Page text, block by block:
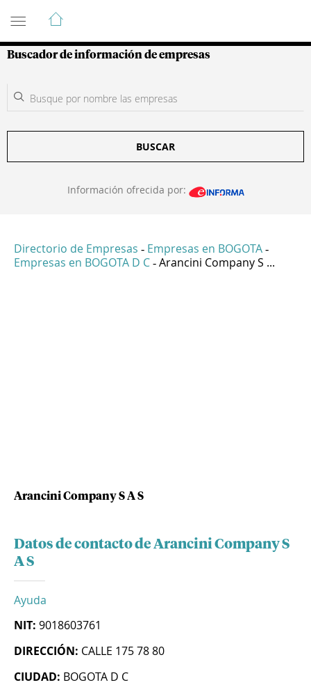
Guía de Empresas Colombianas
Buscador de información de empresas
BUSCAR
Información ofrecida por:
Directorio de Empresas - Empresas en BOGOTA -
Empresas en BOGOTA D C - Arancini Company S ...
Arancini Company S A S
Datos de contacto de Arancini Company S
A S
Ayuda
NIT: 9018603761
DIRECCIÓN: CALLE 175 78 80
CIUDAD: BOGOTA D C